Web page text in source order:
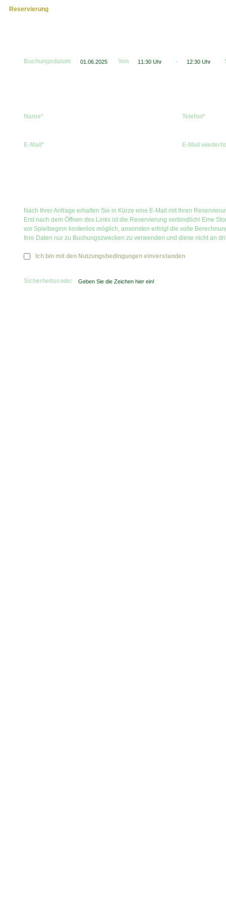
Reservierung
Buchungsdatum Von -
Name* Telefon*
E-Mail* E-Mail
Nach Ihrer Anfrage erhalten Sie in Kürze eine E-Mail mit Ihren
Erst nach dem Öffnen des Links ist die Reservierung verbindlich! Eine
vor Spielbeginn kostenlos möglich, ansonsten erfolgt die volle
Ihre Daten nur zu Buchungszwecken zu verwenden und diese nicht an
Ich bin mit den Nutzungsbedingungen einverstanden
Sicherheitscode: